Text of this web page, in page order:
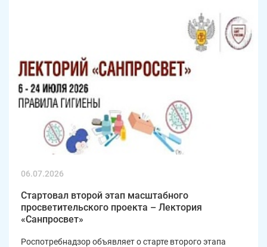
06.07.2026
Стартовал второй этап масштабного
просветительского проекта – Лектория
«Санпросвет»
Роспотребнадзор объявляет о старте второго этапа